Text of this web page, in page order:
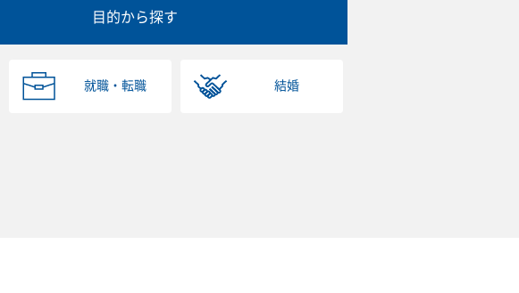
目的から探す
就職・転職 結婚